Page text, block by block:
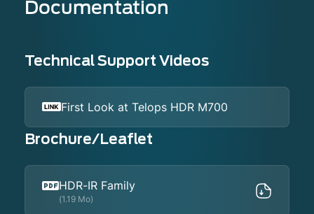
Documentation
Technical Support Videos
First Look at Telops HDR M700
Brochure/Leaflet
HDR-IR Family
(1.19 Mo)